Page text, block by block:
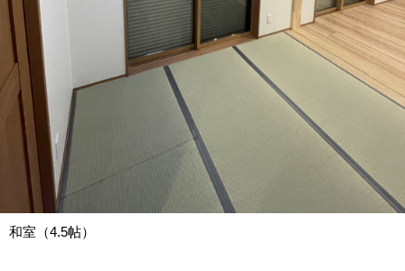
和室（4.5帖）